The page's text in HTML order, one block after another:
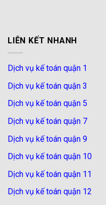
LIÊN KẾT NHANH
Dịch vụ kế toán quận 1
Dịch vụ kế toán quận 3
Dịch vụ kế toán quận 5
Dịch vụ kế toán quận 7
Dịch vụ kế toán quận 9
Dịch vụ kế toán quận 10
Dịch vụ kế toán quận 11
Dịch vụ kế toán quận 12